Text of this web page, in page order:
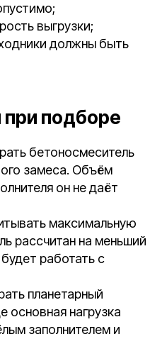
выгрузки;
должны быть
подборе
бетоносмеситель
замеса. Объём
он не даёт
максимальную
рассчитан на меньший
работать с
планетарный
основная нагрузка
заполнителем и